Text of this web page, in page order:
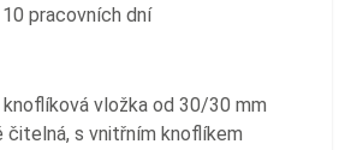
pracovních dní
vložka od 30/30 mm
čitelná, s vnitřním knoflíkem